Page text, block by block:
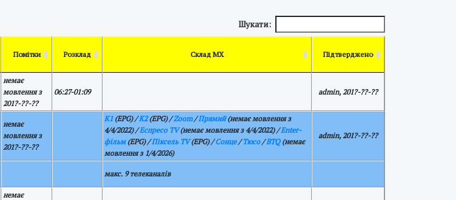
Шукати:
Помітки Розклад Склад МХ Підтверджено
немає
мовлення з
201?-??-??
06:27-01:09 admin, 201?-??-??
немає
мовлення з
201?-??-??
К1(EPG) /К2(EPG) /Zoom/Прямий(немає мовлення з
4/4/2022) /Еспресо TV(немає мовлення з 4/4/2022)/Enter-
фільм(EPG) /Піксель TV(EPG) /Сонце/Тюсо/BTQ(немає
мовлення з 1/4/2026)
admin, 201?-??-??
макс. 9 телеканалів
немає